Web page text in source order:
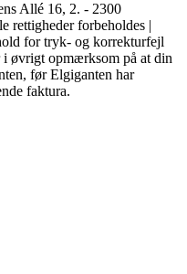
Allé 16, 2. - 2300
rettigheder forbeholdes |
for tryk- og korrekturfejl
øvrigt opmærksom på at din
før Elgiganten har
faktura.